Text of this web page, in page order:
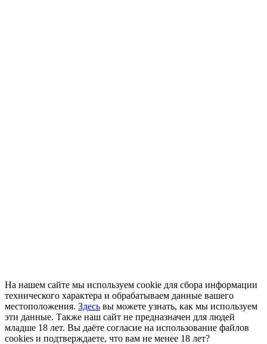
На нашем сайте мы используем cookie для сбора информации
технического характера и обрабатываем данные вашего
местоположения. Здесь вы можете узнать, как мы используем
эти данные. Также наш сайт не предназначен для людей
младше 18 лет. Вы даёте согласие на использование файлов
cookies и подтверждаете, что вам не менее 18 лет?